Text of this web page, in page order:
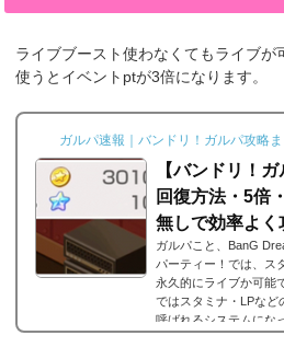
ライブブースト使わなくてもライブが
使うとイベントptが3倍になります。
ガルパ速報｜バンドリ！ガルパ攻略
【バンドリ！
回復方法・5倍
無しで効率よく
ガルパこと、BanG
パーティー！では、ス
永久的にライブか可能
ではスタミナ・LPなど
呼ばれるシステムにな